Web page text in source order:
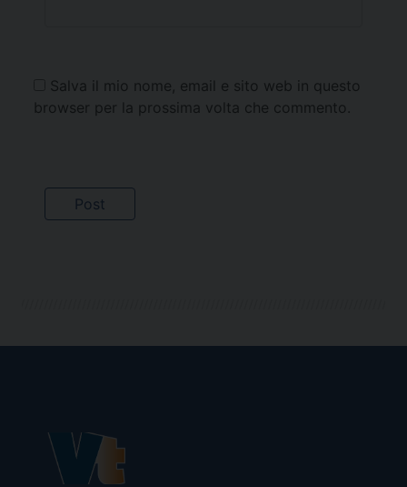
Salva il mio nome, email e sito web in questo
browser per la prossima volta che commento.